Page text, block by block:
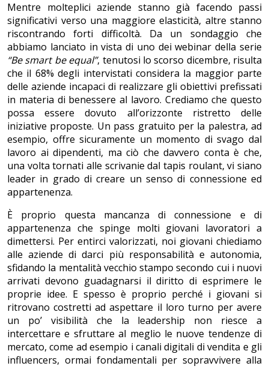
Mentre molteplici aziende stanno già facendo passi
significativi verso una maggiore elasticità, altre stanno
riscontrando forti difficoltà. Da un sondaggio che
abbiamo lanciato in vista di uno dei webinar della serie
“Be smart be equal”, tenutosi lo scorso dicembre, risulta
che il 68% degli intervistati considera la maggior parte
delle aziende incapaci di realizzare gli obiettivi prefissati
in materia di benessere al lavoro. Crediamo che questo
possa essere dovuto all’orizzonte ristretto delle
iniziative proposte. Un pass gratuito per la palestra, ad
esempio, offre sicuramente un momento di svago dal
lavoro ai dipendenti, ma ciò che davvero conta è che,
una volta tornati alle scrivanie dal tapis roulant, vi siano
leader in grado di creare un senso di connessione ed
appartenenza.
È proprio questa mancanza di connessione e di
appartenenza che spinge molti giovani lavoratori a
dimettersi. Per entirci valorizzati, noi giovani chiediamo
alle aziende di darci più responsabilità e autonomia,
sfidando la mentalità vecchio stampo secondo cui i nuovi
arrivati devono guadagnarsi il diritto di esprimere le
proprie idee. E spesso è proprio perché i giovani si
ritrovano costretti ad aspettare il loro turno per avere
un po’ visibilità che la leadership non riesce a
intercettare e sfruttare al meglio le nuove tendenze di
mercato, come ad esempio i canali digitali di vendita e gli
influencers, ormai fondamentali per sopravvivere alla